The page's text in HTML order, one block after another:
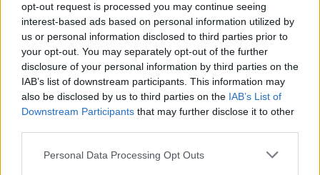
opt-out request is processed you may continue seeing
interest-based ads based on personal information utilized by
us or personal information disclosed to third parties prior to
your opt-out. You may separately opt-out of the further
disclosure of your personal information by third parties on the
IAB’s list of downstream participants. This information may
also be disclosed by us to third parties on the IAB’s List of
Downstream Participants that may further disclose it to other
Please note that this website/app uses one or more Google
Personal Data Processing Opt Outs
Μετάλλιο για τον Γυμναστικό Σύλλογο Δύμης στο
Πανελλήνιο Πρωτάθλημα Πίστας